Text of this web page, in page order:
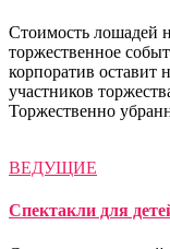
Стоимость лошадей
торжественное
корпоратив оставит
участников
Торжественно
ВЕДУЩИЕ
Спектакли для